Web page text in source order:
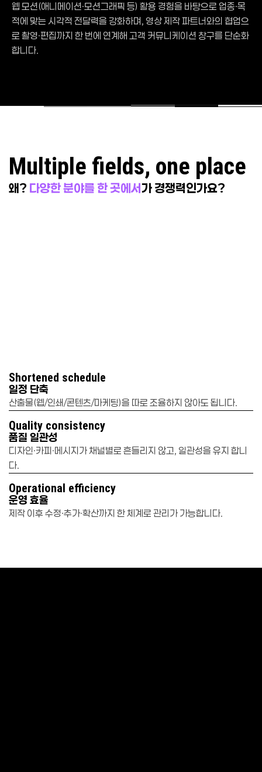
웹 모션(애니메이션·모션그래픽 등) 활용 경험을 바탕으로 업종·목
적에 맞는 시각적 전달력을 강화하며, 영상 제작 파트너와의 협업으
로 촬영·편집까지 한 번에 연계해 고객 커뮤니케이션 창구를 단순화
합니다.
통합 수행의 장점 - 일정 단축, 품질 일관성, 운영 효율
Multiple fields, one place
왜? 다양한 분야를 한 곳에서가 경쟁력인가요?
Shortened schedule
일정 단축
산출물(웹/인쇄/콘텐츠/마케팅)을 따로 조율하지 않아도 됩니다.
Quality consistency
품질 일관성
디자인·카피·메시지가 채널별로 흔들리지 않고, 일관성을 유지 합니
다.
Operational efficiency
운영 효율
제작 이후 수정·추가·확산까지 한 체계로 관리가 가능합니다.